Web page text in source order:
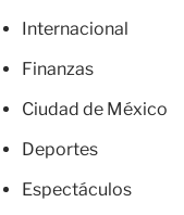
Internacional
Finanzas
Ciudad de México
Deportes
Espectáculos